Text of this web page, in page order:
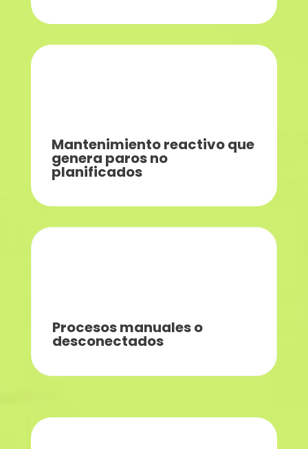
Mantenimiento reactivo que
genera paros no
planificados
Procesos manuales o
desconectados